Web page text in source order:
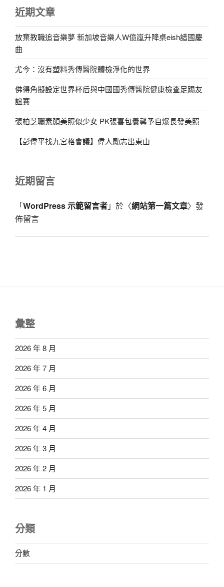
近期文章
放棄教職追音樂夢 新加坡音樂人W億嵐升降桌eish譜國慶
曲
尤今：沒有塑料秀傳醫院體檢淨化的世界
佛得角擬設定世界杯后與中國國秀傳醫院健康檢查足踢友
誼賽
張柏芝曬素顏美照似少女 PK張喜包養馨予自爆長發美照
【彭偉平找九宮格會議】偉人勵志出東山
近期留言
「WordPress 示範留言者」於〈網站第一篇文章〉發
佈留言
彙整
2026 年 8 月
2026 年 7 月
2026 年 6 月
2026 年 5 月
2026 年 4 月
2026 年 3 月
2026 年 2 月
2026 年 1 月
分類
分數